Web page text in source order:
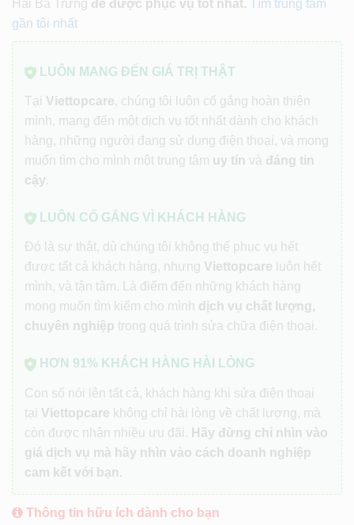
Hai Bà Trưng để được phục vụ tốt nhất. Tìm trung tâm
gần tôi nhất
LUÔN MANG ĐẾN GIÁ TRỊ THẬT
Tại Viettopcare, chúng tôi luôn cố gắng hoàn thiện
mình, mang đến một dịch vụ tốt nhất dành cho khách
hàng, những người đang sử dụng điện thoại, và mong
muốn tìm cho mình một trung tâm uy tín và đáng tin
cậy.
LUÔN CỐ GẮNG VÌ KHÁCH HÀNG
Đó là sự thật, dù chúng tôi không thể phục vụ hết
được tất cả khách hàng, nhưng Viettopcare luôn hết
mình, và tận tâm. Là điểm đến những khách hàng
mong muốn tìm kiếm cho mình dịch vụ chất lượng,
chuyên nghiệp trong quá trình sửa chữa điện thoại.
HƠN 91% KHÁCH HÀNG HÀI LÒNG
Con số nói lên tất cả, khách hàng khi sửa điện thoại
tại Viettopcare không chỉ hài lòng về chất lượng, mà
còn được nhận nhiều ưu đãi. Hãy đừng chỉ nhìn vào
giá dịch vụ mà hãy nhìn vào cách doanh nghiệp
cam kết với bạn.
Thông tin hữu ích dành cho bạn